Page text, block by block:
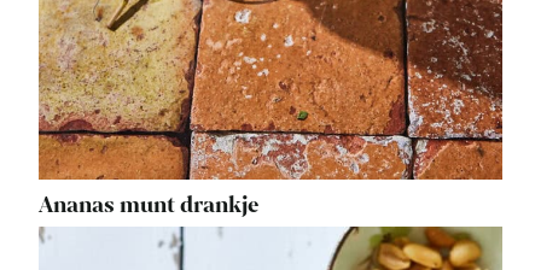
Ananas munt drankje